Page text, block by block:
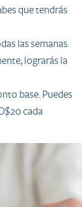
que tendrás
las semanas.
lograrás la
base. Puedes
cada